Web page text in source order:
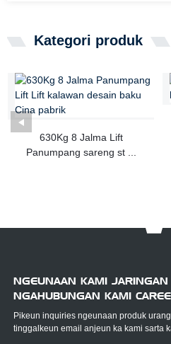
Kategori produk
630Kg 8 Jalma Lift
Panumpang sareng st ...
NGEUNAAN KAMI
NGAHUBUNGAN KAMI
Pikeun inquiries ngeunaan produk
tinggalkeun email anjeun ka kami sarta